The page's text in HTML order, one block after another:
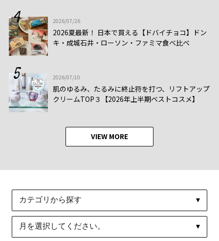
2026/07/26
2026夏最新！ 日本で買える【ドバイチョコ】ドン
キ・成城石井・ローソン・ファミマ食べ比べ
2026/07/10
肌のゆるみ、たるみに終止符を打つ、リフトアップ
クリームTOP３【2026年上半期ベストコスメ】
VIEW MORE